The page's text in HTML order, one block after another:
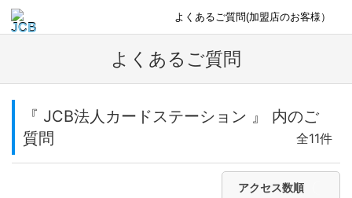
よくあるご質問(加盟店のお客様）
よくあるご質問
『 JCB法人カードステーション 』 内のご
質問
全11件
アクセス数順